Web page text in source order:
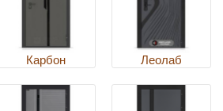
Карбон Леолаб